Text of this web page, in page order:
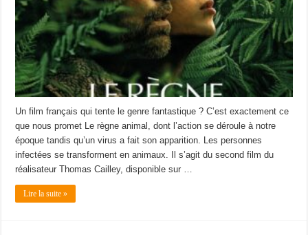
Un film français qui tente le genre fantastique ? C’est exactement ce
que nous promet Le règne animal, dont l’action se déroule à notre
époque tandis qu’un virus a fait son apparition. Les personnes
infectées se transforment en animaux. Il s’agit du second film du
réalisateur Thomas Cailley, disponible sur …
Lire la suite »